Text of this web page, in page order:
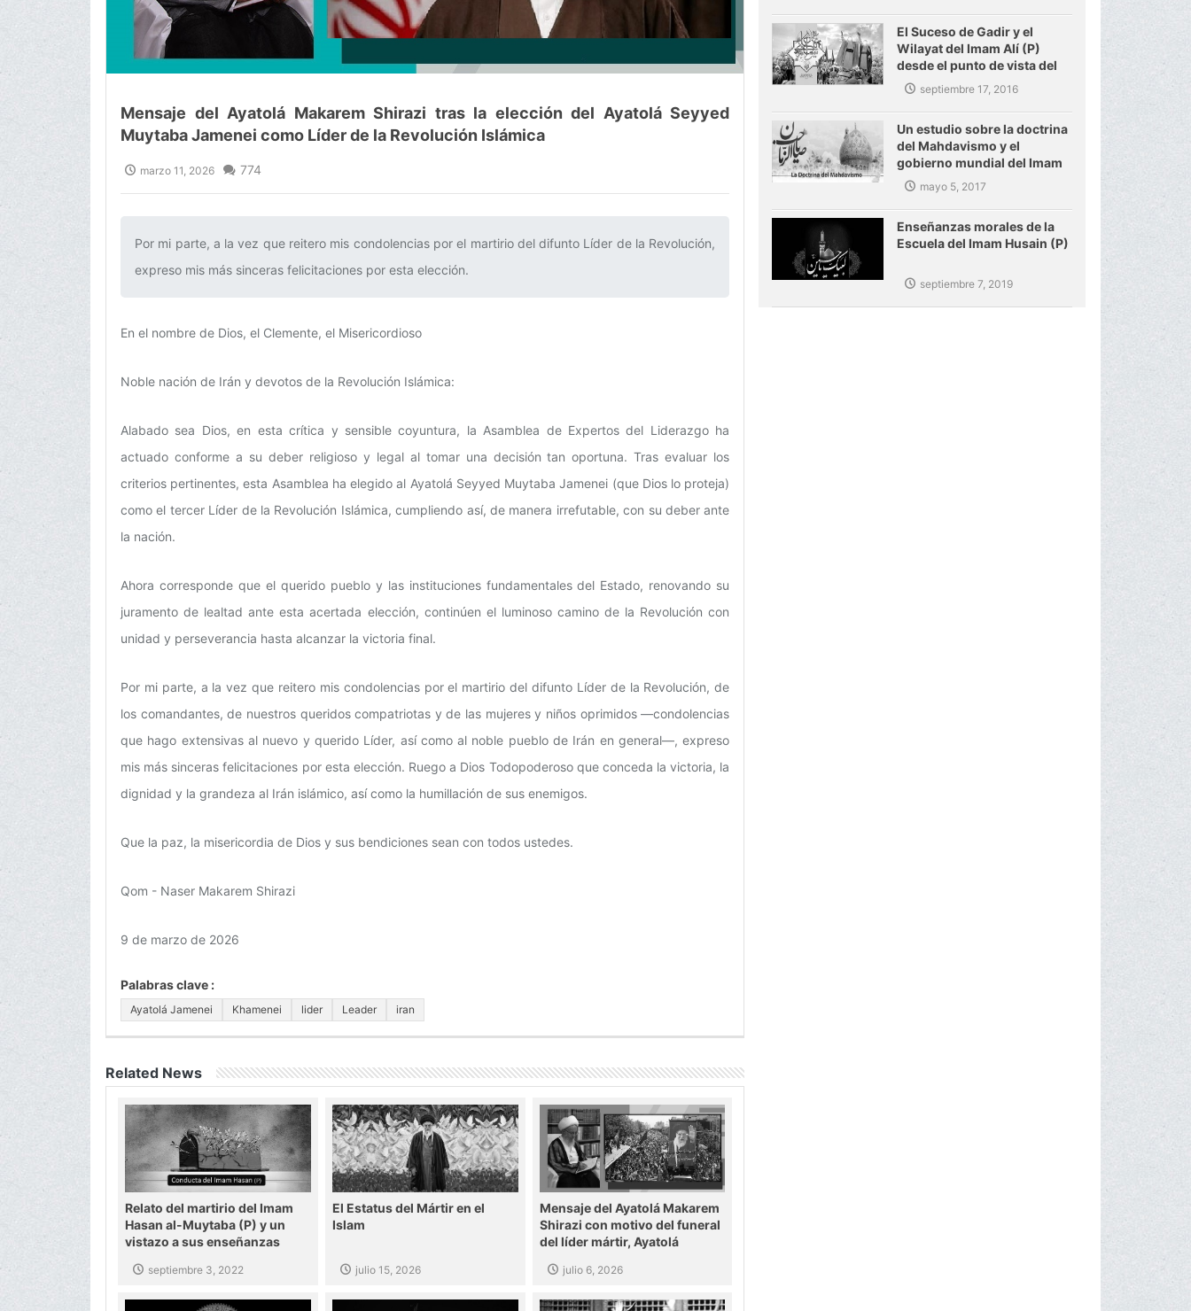
Mensaje del Ayatolá Makarem Shirazi tras la elección del Ayatolá Seyyed
Muytaba Jamenei como Líder de la Revolución Islámica
marzo 11, 2026 774
Por mi parte, a la vez que reitero mis condolencias por el martirio del difunto Líder de la Revolución,
expreso mis más sinceras felicitaciones por esta elección.‌
En el nombre de Dios, el Clemente, el Misericordioso
Noble nación de Irán y devotos de la Revolución Islámica:
Alabado sea Dios, en esta crítica y sensible coyuntura, la Asamblea de Expertos del Liderazgo ha
actuado conforme a su deber religioso y legal al tomar una decisión tan oportuna. Tras evaluar los
criterios pertinentes, esta Asamblea ha elegido al Ayatolá Seyyed Muytaba Jamenei (que Dios lo proteja)
como el tercer Líder de la Revolución Islámica, cumpliendo así, de manera irrefutable, con su deber ante
la nación.
Ahora corresponde que el querido pueblo y las instituciones fundamentales del Estado, renovando su
juramento de lealtad ante esta acertada elección, continúen el luminoso camino de la Revolución con
unidad y perseverancia hasta alcanzar la victoria final.
Por mi parte, a la vez que reitero mis condolencias por el martirio del difunto Líder de la Revolución, de
los comandantes, de nuestros queridos compatriotas y de las mujeres y niños oprimidos —condolencias
que hago extensivas al nuevo y querido Líder, así como al noble pueblo de Irán en general—, expreso
mis más sinceras felicitaciones por esta elección. Ruego a Dios Todopoderoso que conceda la victoria, la
dignidad y la grandeza al Irán islámico, así como la humillación de sus enemigos.
Que la paz, la misericordia de Dios y sus bendiciones sean con todos ustedes.
Qom - Naser Makarem Shirazi
9 de marzo de 2026
Palabras clave :
Ayatolá Jamenei Khamenei lider Leader iran
Related News
Relato del martirio del Imam
Hasan al-Muytaba (P) y un
vistazo a sus enseñanzas
septiembre 3, 2022
El Estatus del Mártir en el
Islam
julio 15, 2026
Mensaje del Ayatolá Makarem
Shirazi con motivo del funeral
del líder mártir, Ayatolá
julio 6, 2026
El Suceso de Gadir y el
Wilayat del Imam Alí (P)
desde el punto de vista del
Ayatolá Makarem Shirazi
septiembre 17, 2016
Un estudio sobre la doctrina
del Mahdavismo y el
gobierno mundial del Imam
Mahdi (P)
mayo 5, 2017
Enseñanzas morales de la
Escuela del Imam Husain (P)
septiembre 7, 2019